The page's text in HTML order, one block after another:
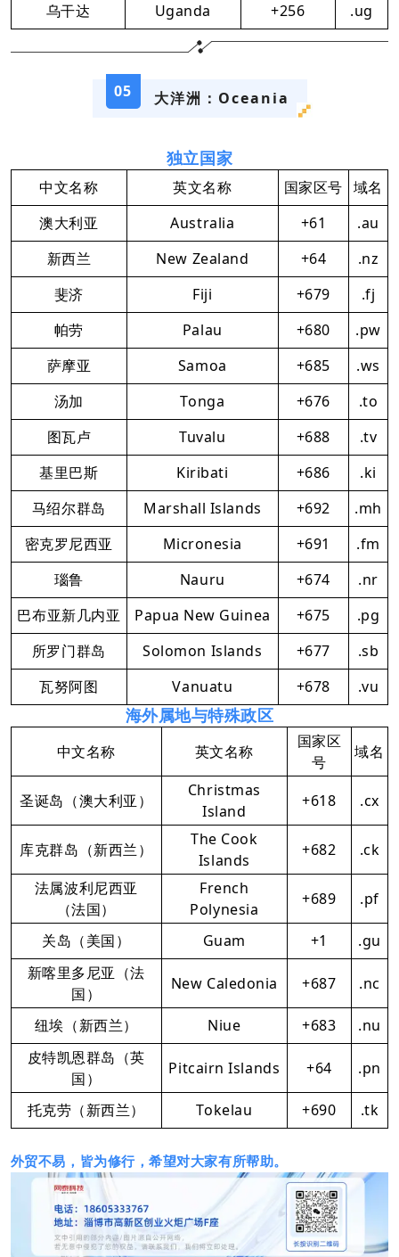
乌干达
Uganda +256 .ug
05 大洋洲：Oceania
独立国家
中文名称 英文名称 国家区号 域名
澳大利亚
Australia +61
.au
新西兰
New Zealand +64
.nz
斐济
Fiji +679
.fj
帕劳
Palau +680
.pw
萨摩亚
Samoa +685
.ws
汤加
Tonga +676
.to
图瓦卢
Tuvalu +688
.tv
基里巴斯
Kiribati +686
.ki
马绍尔群岛
Marshall Islands +692
.mh
密克罗尼西亚
Micronesia +691
.fm
瑙鲁
Nauru +674
.nr
巴布亚新几内亚
Papua New Guinea +675
.pg
所罗门群岛
Solomon Islands +677
.sb
瓦努阿图
Vanuatu +678 .vu
海外属地与特殊政区
中文名称 英文名称
国家区
号
域名
圣诞岛（澳大利亚）
Christmas
Island
+618 .cx
库克群岛（新西兰）
The Cook
Islands
+682
.ck
法属波利尼西亚
（法国）
French
Polynesia
+689 .pf
关岛（美国） Guam +1
.gu
新喀里多尼亚（法
国）
New Caledonia +687 .nc
纽埃（新西兰） Niue +683
.nu
皮特凯恩群岛（英
国）
Pitcairn Islands +64 .pn
托克劳（新西兰） Tokelau +690 .tk
外贸不易，皆为修行，希望对大家有所帮助。